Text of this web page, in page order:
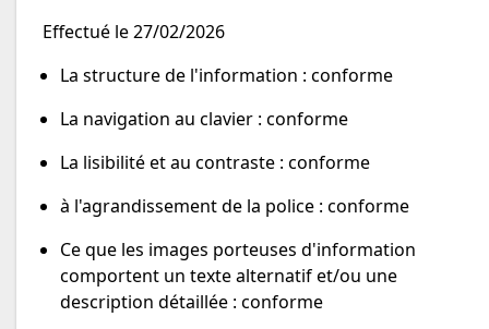
Effectué le 27/02/2026
La structure de l'information : conforme
La navigation au clavier : conforme
La lisibilité et au contraste : conforme
à l'agrandissement de la police : conforme
Ce que les images porteuses d'information
comportent un texte alternatif et/ou une
description détaillée : conforme